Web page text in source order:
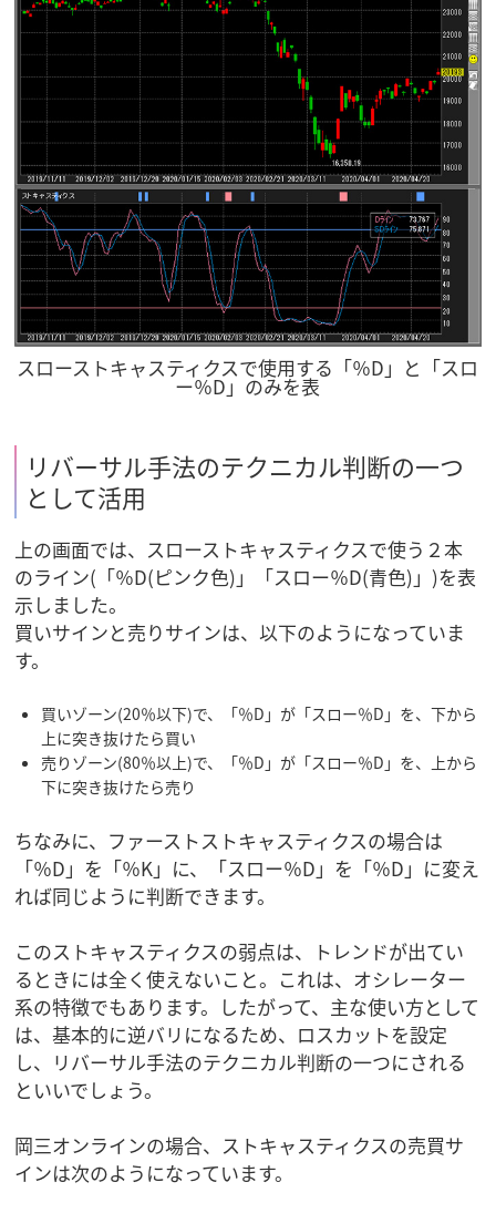
スローストキャスティクスで使用する「％D」と「スロ
ー％D」のみを表
リバーサル手法のテクニカル判断の一つ
として活用
上の画面では、スローストキャスティクスで使う２本
のライン(「％D(ピンク色)」「スロー％D(青色)」)を表
示しました。
買いサインと売りサインは、以下のようになっていま
す。
買いゾーン(20％以下)で、「％D」が「スロー％D」を、下から
上に突き抜けたら買い
売りゾーン(80％以上)で、「％D」が「スロー％D」を、上から
下に突き抜けたら売り
ちなみに、ファーストストキャスティクスの場合は
「％D」を「％K」に、「スロー％D」を「％D」に変え
れば同じように判断できます。
このストキャスティクスの弱点は、トレンドが出てい
るときには全く使えないこと。これは、オシレーター
系の特徴でもあります。したがって、主な使い方として
は、基本的に逆バリになるため、ロスカットを設定
し、リバーサル手法のテクニカル判断の一つにされる
といいでしょう。
岡三オンラインの場合、ストキャスティクスの売買サ
インは次のようになっています。